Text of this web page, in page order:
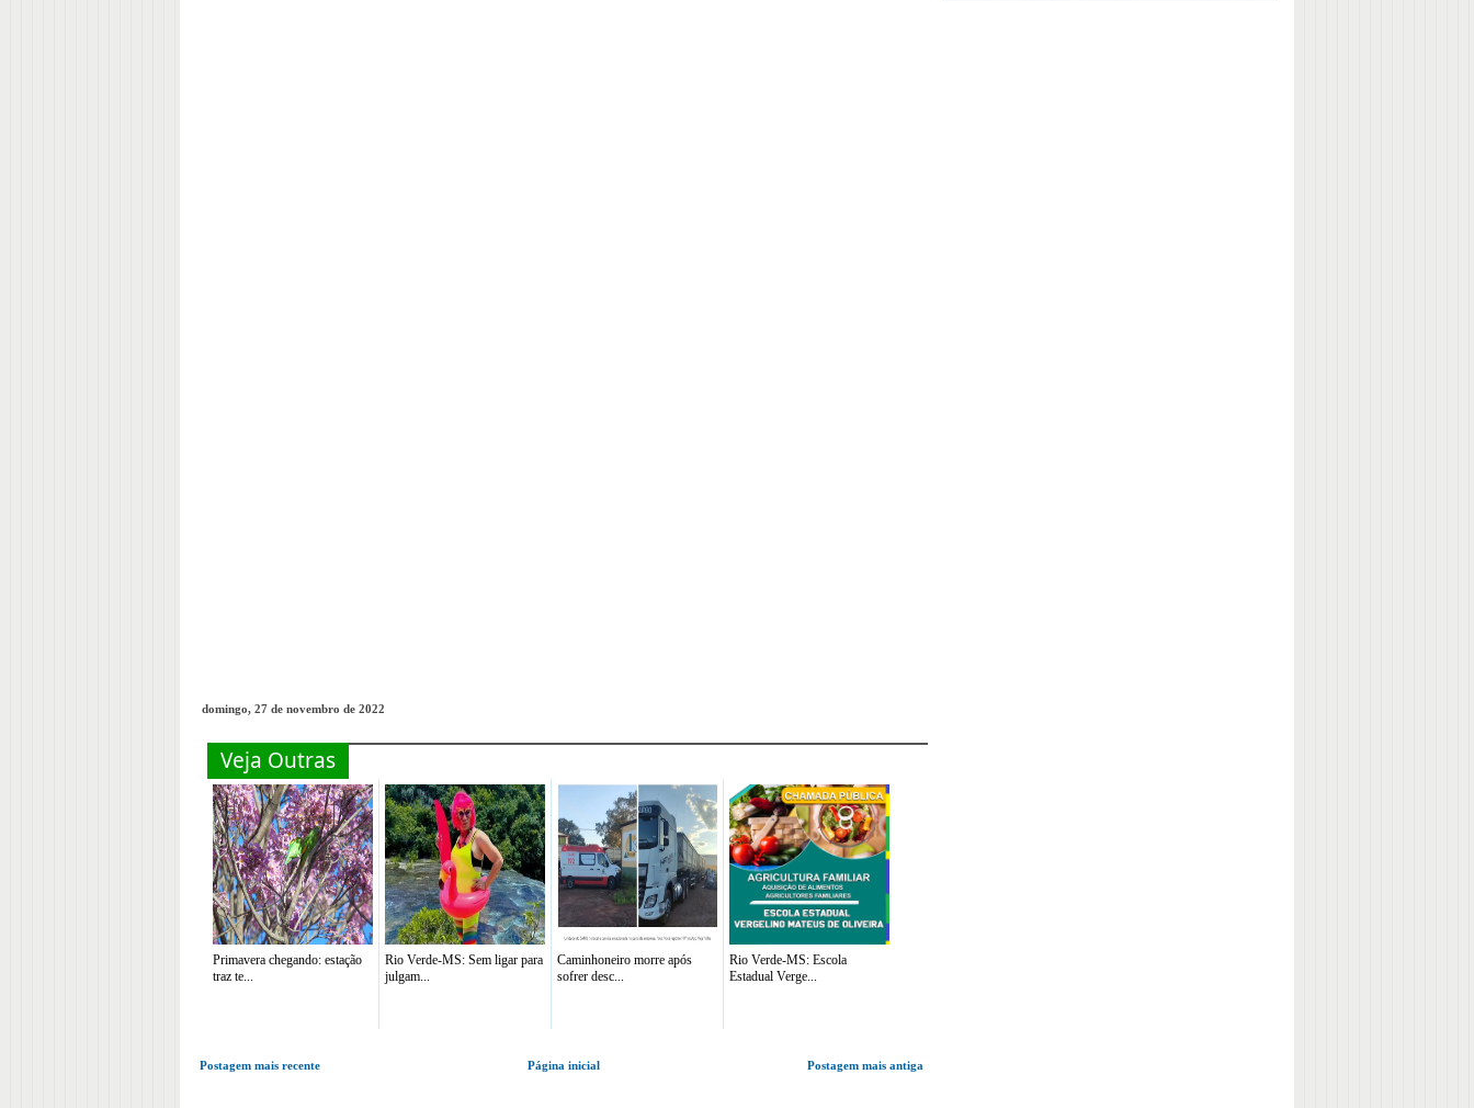
domingo, 27 de novembro de 2022
Veja Outras
Primavera chegando: estação
traz te...
Rio Verde-MS: Sem ligar para
julgam...
Caminhoneiro morre após
sofrer desc...
Rio Verde-MS: Escola
Estadual Verge...
Postagem mais recente Postagem mais antiga
Página inicial